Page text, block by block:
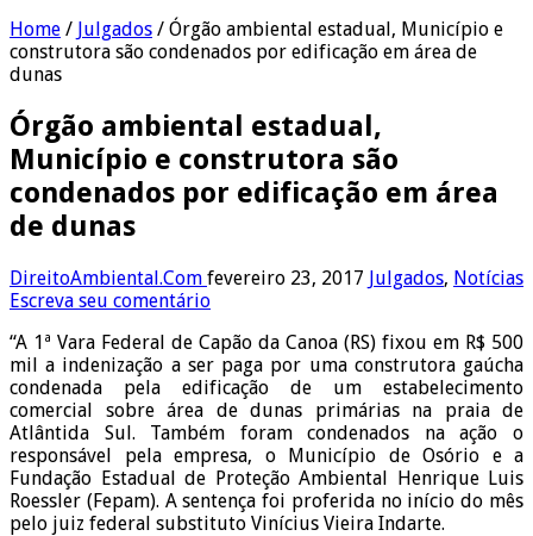
Home / Julgados / Órgão ambiental estadual, Município e
construtora são condenados por edificação em área de
dunas
Órgão ambiental estadual,
Município e construtora são
condenados por edificação em área
de dunas
DireitoAmbiental.Com fevereiro 23, 2017 Julgados, Notícias
Escreva seu comentário
“A 1ª Vara Federal de Capão da Canoa (RS) fixou em R$ 500
mil a indenização a ser paga por uma construtora gaúcha
condenada pela edificação de um estabelecimento
comercial sobre área de dunas primárias na praia de
Atlântida Sul. Também foram condenados na ação o
responsável pela empresa, o Município de Osório e a
Fundação Estadual de Proteção Ambiental Henrique Luis
Roessler (Fepam). A sentença foi proferida no início do mês
pelo juiz federal substituto Vinícius Vieira Indarte.